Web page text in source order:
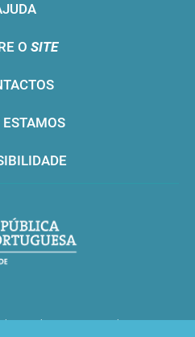
O SITE
ESTAMOS
os direitos reservados